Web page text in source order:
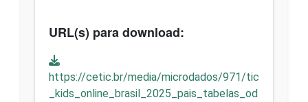
URL(s) para download:
https://cetic.br/media/microdados/971/tic
_kids_online_brasil_2025_pais_tabelas_od